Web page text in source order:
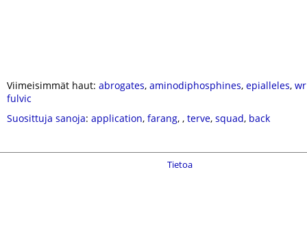
Viimeisimmät haut: abrogates, aminodiphosphines, epialleles,
fulvic
Suosittuja sanoja: application, farang, , terve, squad, back
Tietoa